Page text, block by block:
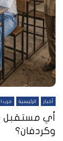
أخبار الرئيسية حرب
أي مستقبل
وكردفان؟